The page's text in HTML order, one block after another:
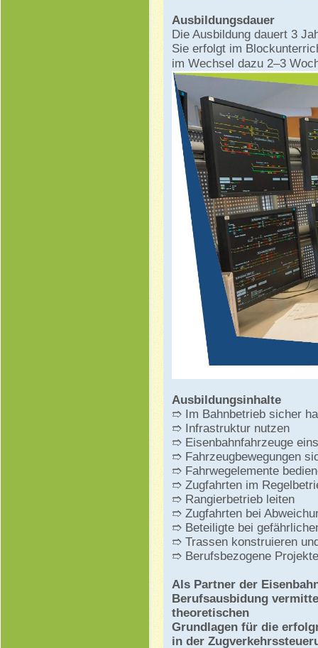
Ausbildungsdauer
Die Ausbildung dauert 3
Sie erfolgt im
im Wechsel dazu 2–3
Ausbildungsinhalte
➱ Im Bahnbetrieb sicher
➱ Infrastruktur nutzen
➱ Eisenbahnfahrzeuge
➱ Fahrzeugbewegungen
➱ Fahrwegelemente
➱ Zugfahrten im
➱ Rangierbetrieb leiten
➱ Zugfahrten bei
➱ Beteiligte bei
➱ Trassen konstruieren
➱ Berufsbezogene
Als Partner der
Berufsausbidung
theoretischen
Grundlagen für die
in der